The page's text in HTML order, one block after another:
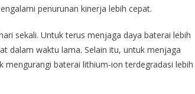
penurunan kinerja lebih cepat.
sekali. Untuk terus menjaga daya baterai lebih
dalam waktu lama. Selain itu, untuk menjaga
baterai lithium-ion terdegradasi lebih